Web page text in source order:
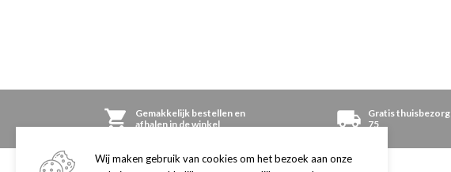
Gemakkelijk bestellen en
afhalen in de winkel
Gratis
75
Wij maken gebruik van cookies om het bezoek aan onze